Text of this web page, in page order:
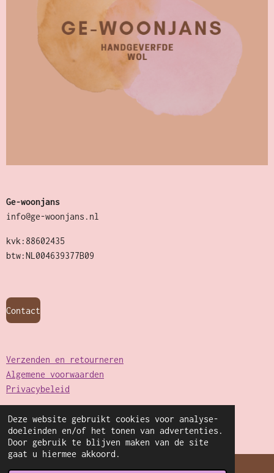
Deze website gebruikt cookies voor analyse-
doeleinden en/of het tonen van advertenties.
Door gebruik te blijven maken van de site
gaat u hiermee akkoord.
Ge-woonjans
info@ge-woonjans.nl
kvk:88602435
btw:NL004639377B09
Contact
Verzenden en retourneren
Algemene voorwaarden
Privacybeleid
© 2022 - 2026 Ge-woonjans
Powered byJouwWeb